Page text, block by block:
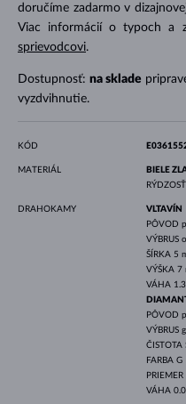
doručíme zadarmo v
Viac informácií o typoch a
sprievodcovi.
Dostupnosť: na sklade
vyzdvihnutie.
KÓD
MATERIÁL
BIELE
RÝDZOSŤ
DRAHOKAMY
VLTAVÍN
PÔVOD
VÝBRUS
ŠÍRKA 5
VÝŠKA 7
VÁHA
PÔVOD
VÝBRUS
ČISTOTA
FARBA G
PRIEMER
VÁHA